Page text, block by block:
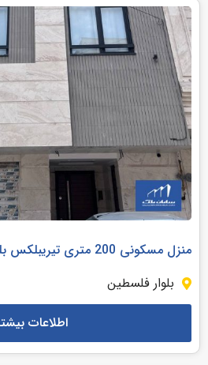
منزل مسکونی 200 متری تیریبلکس بلوار فلسطین کد 203068
بلوار فلسطین
اطلاعات